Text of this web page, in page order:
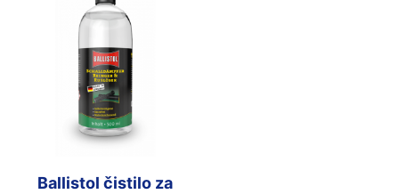
Ballistol čistilo za